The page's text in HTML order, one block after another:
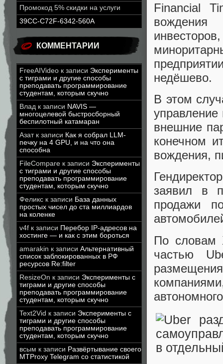
Промокод 5% скидки на услуги
39CC-C72F-6342-560A
КОММЕНТАРИИ
FreeAIVideo к записи Эксперименты
с тиграми и другие способы
преподавать программирование
студентам, которым скучно
Влад к записи NAVIS —
многоцелевой быстросборный
беспилотный катамаран
Азатк записи Как я собрал LLM-
печку на 4 GPU, и на что она
способна
FileCompare к записи Эксперименты
с тиграми и другие способы
преподавать программирование
студентам, которым скучно
Феликс к записи База данных
простых чисел до ста миллиардов
на коленке
v4f к записи Перебор IP-адресов на
хостинге — и как с этим бороться
amarakin к записи Альтернативный
список заблокированных в РФ
ресурсов Re:filter
ResizeOn к записи Эксперименты с
тиграми и другие способы
преподавать программирование
студентам, которым скучно
Text2Vid к записи Эксперименты с
тиграми и другие способы
преподавать программирование
студентам, которым скучно
всым к записи Развёртывание своего
MTProxy Telegram со статистикой
Financial
вождения
недёшево.
В этом
управление
внешние
конечном
вождения,
заявил в
продажи
По словам
частью